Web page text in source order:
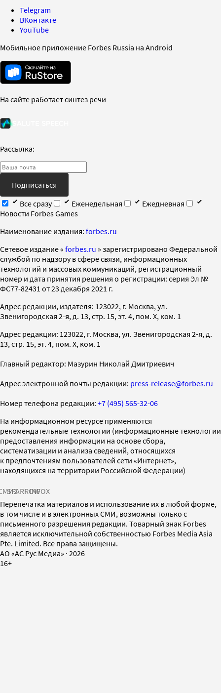
Telegram
ВКонтакте
YouTube
Мобильное приложение Forbes Russia на Android
На сайте работает синтез речи
Рассылка:
Подписаться
Все сразу
Еженедельная
Ежедневная
Новости Forbes Games
Наименование издания: forbes.ru
Cетевое издание « forbes.ru » зарегистрировано Федеральной
службой по надзору в сфере связи, информационных
технологий и массовых коммуникаций, регистрационный
номер и дата принятия решения о регистрации: серия Эл №
ФС77-82431 от 23 декабря 2021 г.
Адрес редакции, издателя: 123022, г. Москва, ул.
Звенигородская 2-я, д. 13, стр. 15, эт. 4, пом. X, ком. 1
Адрес редакции: 123022, г. Москва, ул. Звенигородская 2-я, д.
13, стр. 15, эт. 4, пом. X, ком. 1
Главный редактор: Мазурин Николай Дмитриевич
Адрес электронной почты редакции: press-release@forbes.ru
Номер телефона редакции: +7 (495) 565-32-06
На информационном ресурсе применяются
рекомендательные технологии (информационные технологии
предоставления информации на основе сбора,
систематизации и анализа сведений, относящихся
к предпочтениям пользователей сети «Интернет»,
находящихся на территории Российской Федерации)
SPARROWINFOX
Перепечатка материалов и использование их в любой форме,
в том числе и в электронных СМИ, возможны только с
письменного разрешения редакции. Товарный знак Forbes
является исключительной собственностью Forbes Media Asia
Pte. Limited. Все права защищены.
AO «АС Рус Медиа» · 2026
16+